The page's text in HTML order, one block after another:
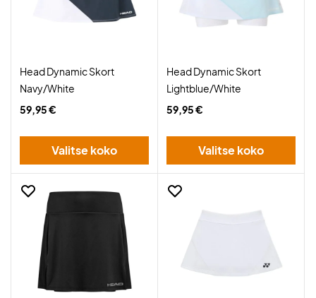
Head Dynamic Skort
Navy/White
59,95 €
Valitse koko
Head Dynamic Skort
Lightblue/White
59,95 €
Valitse koko